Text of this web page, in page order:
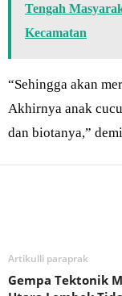
Tengah
Kecamatan
“Sehingga akan
Akhirnya anak
dan biotanya,”
Artikulli paraprak
Gempa Tektonik